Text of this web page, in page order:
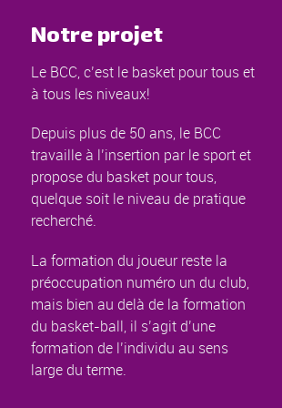
Notre projet
Le BCC, c’est le basket pour tous et
à tous les niveaux!
Depuis plus de 50 ans, le BCC
travaille à l’insertion par le sport et
propose du basket pour tous,
quelque soit le niveau de pratique
recherché.
La formation du joueur reste la
préoccupation numéro un du club,
mais bien au delà de la formation
du basket-ball, il s’agit d’une
formation de l’individu au sens
large du terme.